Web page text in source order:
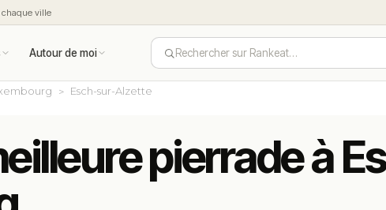
ville
Autour de moi Rechercher sur Rankeat…
Esch-sur-Alzette
pierrade à